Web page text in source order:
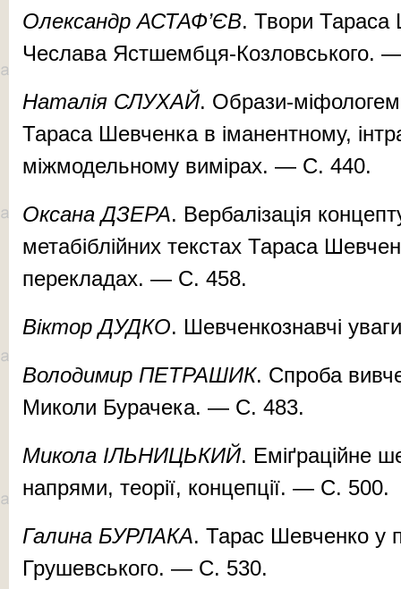
Олександр АСТАФ’ЄВ. Твори Тараса
Чеслава Ястшембця-Козловського.
Наталія СЛУХАЙ. Образи-
Тараса Шевченка в іманентному,
міжмодельному вимірах. — С. 440.
Оксана ДЗЕРА. Вербалізація
метабіблійних текстах Тараса
перекладах. — С. 458.
Віктор ДУДКО. Шевченкознавчі
Володимир ПЕТРАШИК. Спроба
Миколи Бурачека. — С. 483.
Микола ІЛЬНИЦЬКИЙ. Еміґраційне
напрями, теорії, концепції. — С. 500.
Галина БУРЛАКА. Тарас Шевченко у
Грушевського. — С. 530.